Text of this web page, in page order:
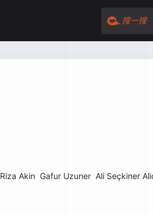
搜一搜
Riza Akin Gafur Uzuner Ali Seçkiner